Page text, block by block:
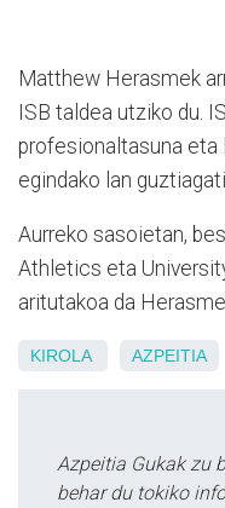
Matthew Herasmek
ISB taldea utziko du.
profesionaltasuna eta
egindako lan
Aurreko sasoietan,
Athletics eta
aritutakoa da
KIROLA AZPEITIA
Azpeitia Gukak zu
behar du tokiko